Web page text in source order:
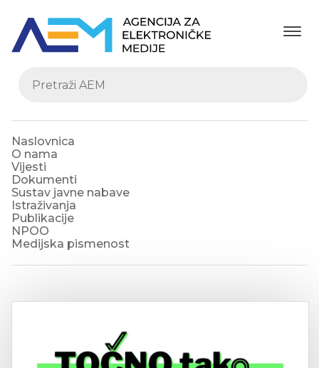
Naslovnica
O nama
Vijesti
Dokumenti
Sustav javne nabave
Istraživanja
Publikacije
NPOO
Medijska pismenost